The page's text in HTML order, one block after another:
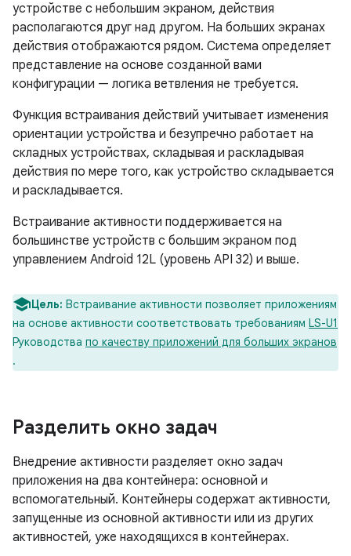
устройстве с небольшим экраном, действия
располагаются друг над другом. На больших экранах
действия отображаются рядом. Система определяет
представление на основе созданной вами
конфигурации — логика ветвления не требуется.
Функция встраивания действий учитывает изменения
ориентации устройства и безупречно работает на
складных устройствах, складывая и раскладывая
действия по мере того, как устройство складывается
и раскладывается.
Встраивание активности поддерживается на
большинстве устройств с большим экраном под
управлением Android 12L (уровень API 32) и выше.
Цель: Встраивание активности позволяет приложениям
на основе активности соответствовать требованиям LS-U1
Руководства по качеству приложений для больших экранов
.
Разделить окно задач
Внедрение активности разделяет окно задач
приложения на два контейнера: основной и
вспомогательный. Контейнеры содержат активности,
запущенные из основной активности или из других
активностей, уже находящихся в контейнерах.